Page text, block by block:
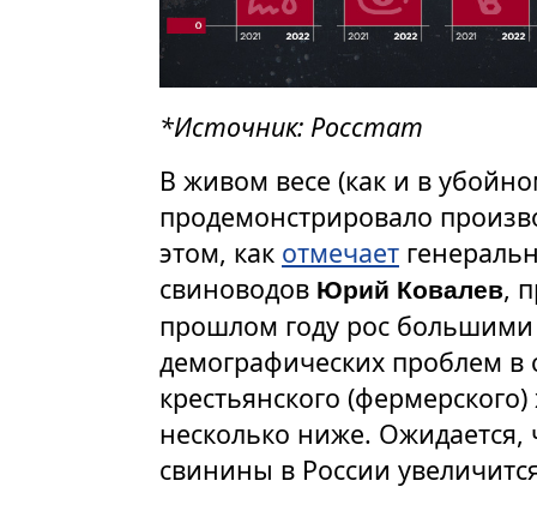
*Источник: Росстат
В живом весе (как и в
продемонстрировало
этом, как отмечает
свиноводов Юрий Ковалев,
прошлом году рос большими
демографических проблем в
крестьянского
несколько ниже. Ожидается,
свинины в России